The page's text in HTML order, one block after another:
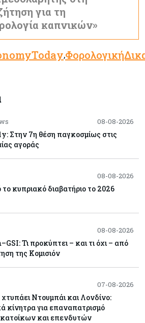
για τη
καπνικών»
,
08-08-2026
Στην 7η θέση παγκοσμίως στις
αγοράς
08-08-2026
το κυπριακό διαβατήριο το 2026
08-08-2026
Τι προκύπτει – και τι όχι – από
της Κομισιόν
07-08-2026
Ντουμπάι και Λονδίνο:
κίνητρα για επαναπατρισμό
και επενδυτών